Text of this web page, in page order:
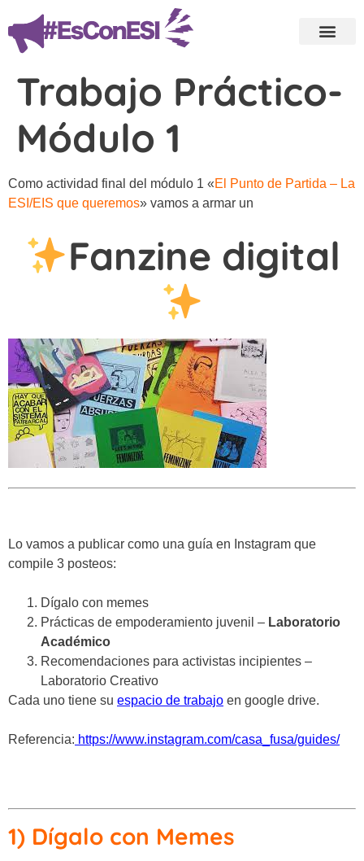
Trabajo Práctico-
Módulo 1
Como actividad final del módulo 1 «El Punto de Partida – La
ESI/EIS que queremos» vamos a armar un
Fanzine digital
Lo vamos a publicar como una guía en Instagram que
compile 3 posteos:
Dígalo con memes
Prácticas de empoderamiento juvenil – Laboratorio
Académico
Recomendaciones para activistas incipientes –
Laboratorio Creativo
Cada uno tiene su espacio de trabajo en google drive.
Referencia: https://www.instagram.com/casa_fusa/guides/
1) Dígalo con Memes